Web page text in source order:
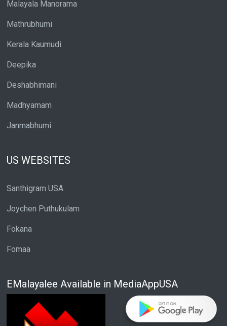
Malayala Manorama
Mathrubhumi
Kerala Kaumudi
Deepika
Deshabhimani
Madhyamam
Janmabhumi
US WEBSITES
Santhigram USA
Joychen Puthukulam
Fokana
Fomaa
EMalayalee Available in MediaAppUSA